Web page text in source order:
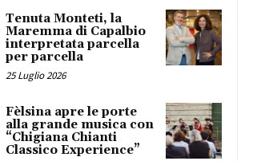
Tenuta Monteti, la
Maremma di Capalbio
interpretata parcella
per parcella
25 Luglio 2026
Fèlsina apre le porte
alla grande musica con
“Chigiana Chianti
Classico Experience”